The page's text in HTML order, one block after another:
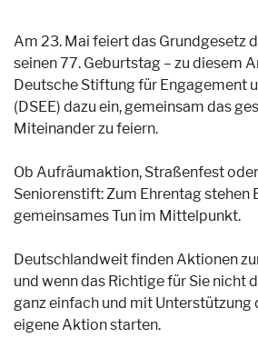
Am 23. Mai feiert das Grundgesetz
seinen 77. Geburtstag – zu diesem
Deutsche Stiftung für Engagement
(DSEE) dazu ein, gemeinsam das
Miteinander zu feiern.
Ob Aufräumaktion, Straßenfest
Seniorenstift: Zum Ehrentag stehen
gemeinsames Tun im Mittelpunkt.
Deutschlandweit finden Aktionen
und wenn das Richtige für Sie nicht
ganz einfach und mit Unterstützung
eigene Aktion starten.